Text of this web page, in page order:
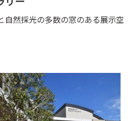
自然採光の多数の窓のある展示空